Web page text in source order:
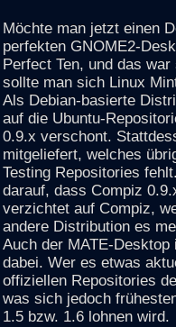
Möchte man jetzt einen
perfekten GNOME2-
Perfect Ten, und das
sollte man sich Linux
Als Debian-basierte
auf die Ubuntu-
0.9.x verschont.
mitgeliefert, welches
Testing Repositories
darauf, dass Compiz
verzichtet auf Compiz,
andere Distribution es
Auch der MATE-
dabei. Wer es etwas
offiziellen Repositories
was sich jedoch
1.5 bzw. 1.6 lohnen wird.